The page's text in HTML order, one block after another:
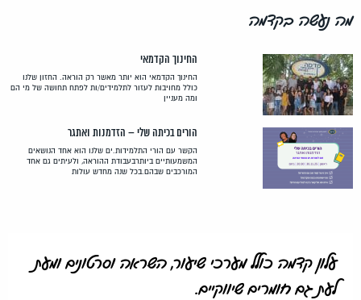
מה נעשה בקדמה
החינוך הקדמאי
החינוך הקדמאי הוא יותר מאשר רק הוראה. החזון שלנו
כולל מחויבות לעזור לתלמידים/ות לפתח תחושה של מי הם
ומה מעניין
הורים בכיתה שלי – הזדמנות ואתגר
הקשר עם הורי התלמידות.ים שלנו הוא אחד הנושאים
המשמעותיים ביותרבעבודת ההוראה, ולעיתים גם אחד
המורכבים שבהם.בכל שנה מחדש עולות
עלון קדמה כולל מערכי שיעור, השראה וסרטונים ומעת
לעת גם חומרים שיווקיים.